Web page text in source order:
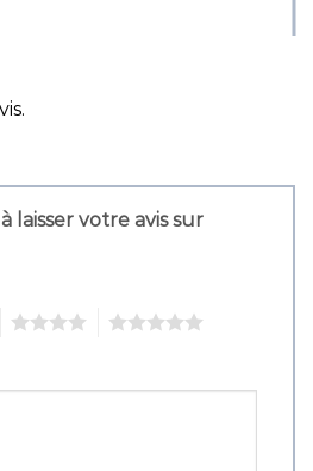
laisser votre avis sur